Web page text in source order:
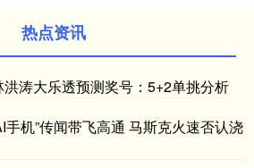
热点资讯
涛大乐透预测奖号：5+2单挑分析
机”传闻带飞高通 马斯克火速否认浇